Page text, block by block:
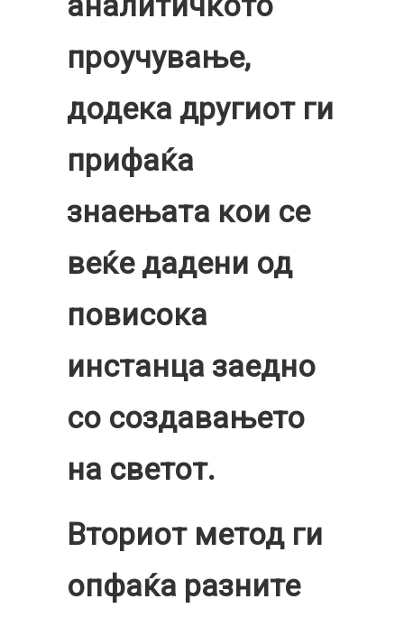
проучување,
додека другиот ги
прифаќа
знаењата кои се
веќе дадени од
повисока
инстанца заедно
со создавањето
на светот.
Вториот метод ги
опфаќа разните